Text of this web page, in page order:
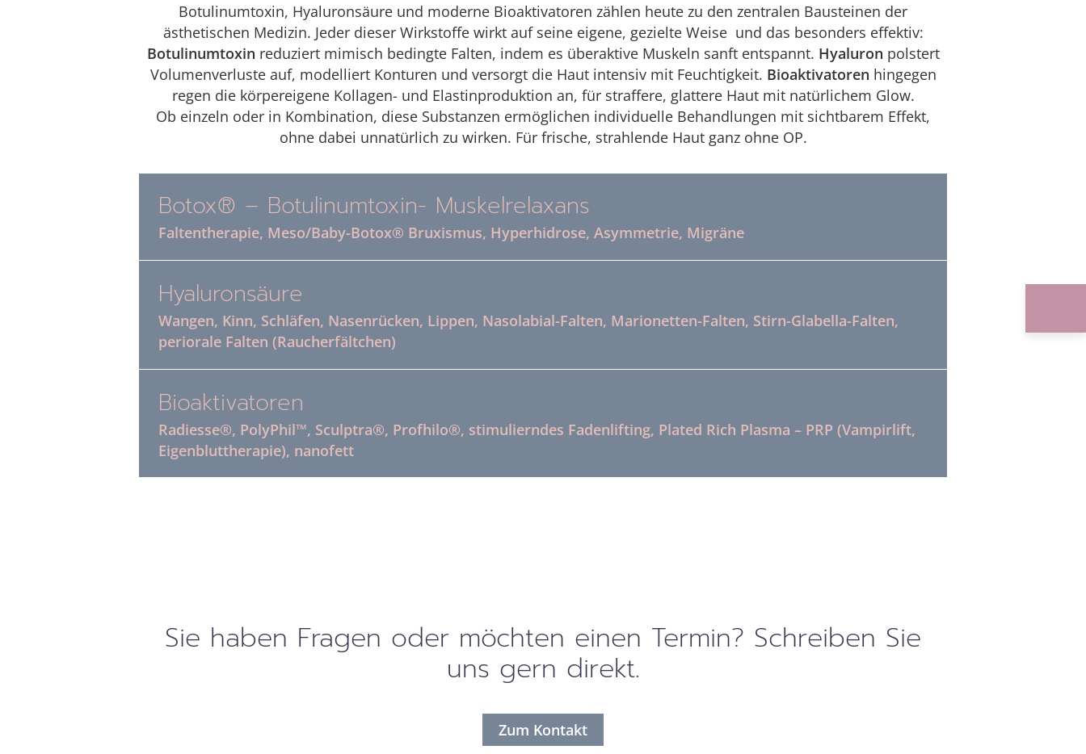
Botulinumtoxin, Hyaluronsäure und moderne Bioaktivatoren zählen heute zu den zentralen Bausteinen der
ästhetischen Medizin. Jeder dieser Wirkstoffe wirkt auf seine eigene, gezielte Weise und das besonders effektiv:
Botulinumtoxin reduziert mimisch bedingte Falten, indem es überaktive Muskeln sanft entspannt. Hyaluron polstert
Volumenverluste auf, modelliert Konturen und versorgt die Haut intensiv mit Feuchtigkeit. Bioaktivatoren hingegen
regen die körpereigene Kollagen- und Elastinproduktion an, für straffere, glattere Haut mit natürlichem Glow.
Ob einzeln oder in Kombination, diese Substanzen ermöglichen individuelle Behandlungen mit sichtbarem Effekt,
ohne dabei unnatürlich zu wirken. Für frische, strahlende Haut ganz ohne OP.
Botox® – Botulinumtoxin- Muskelrelaxans
Faltentherapie, Meso/Baby-Botox® Bruxismus, Hyperhidrose, Asymmetrie, Migräne
Hyaluronsäure
Wangen, Kinn, Schläfen, Nasenrücken, Lippen, Nasolabial-Falten, Marionetten-Falten, Stirn-Glabella-Falten,
periorale Falten (Raucherfältchen)
Bioaktivatoren
Radiesse®, PolyPhil™, Sculptra®, Profhilo®, stimulierndes Fadenlifting, Plated Rich Plasma – PRP (Vampirlift,
Eigenbluttherapie), nanofett
Sie haben Fragen oder möchten einen Termin? Schreiben Sie
uns gern direkt.
Zum Kontakt